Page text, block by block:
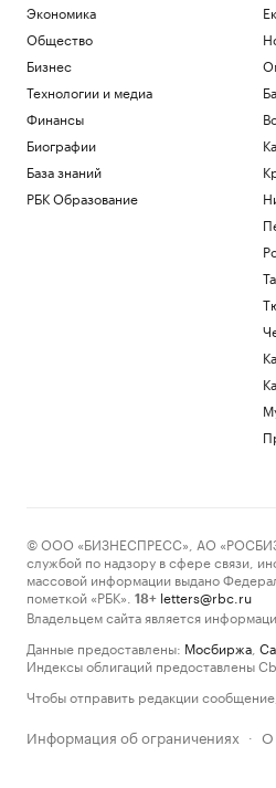
Экономика
Общество
Бизнес
Технологии и медиа
Финансы
Биографии
База знаний
РБК Образование
© ООО «БИЗНЕСПРЕСС», АО
службой по надзору в сфере связи,
массовой информации выдано
пометкой «РБК».
18+ letters@rbc.ru
Владельцем сайта является
Данные предоставлены: Мосбиржа
Индексы облигаций предоставлены
Чтобы отправить редакции
Информация об ограничениях · О